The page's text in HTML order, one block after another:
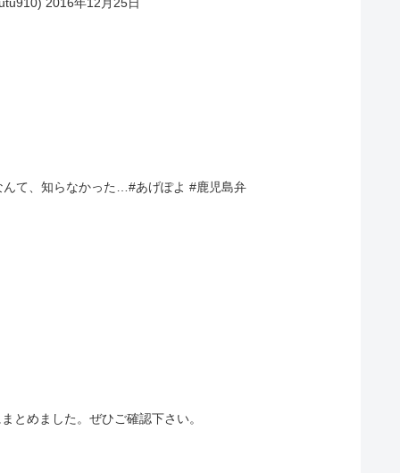
て、知らなかった…#あげぽよ #鹿児島弁
とめました。ぜひご確認下さい。